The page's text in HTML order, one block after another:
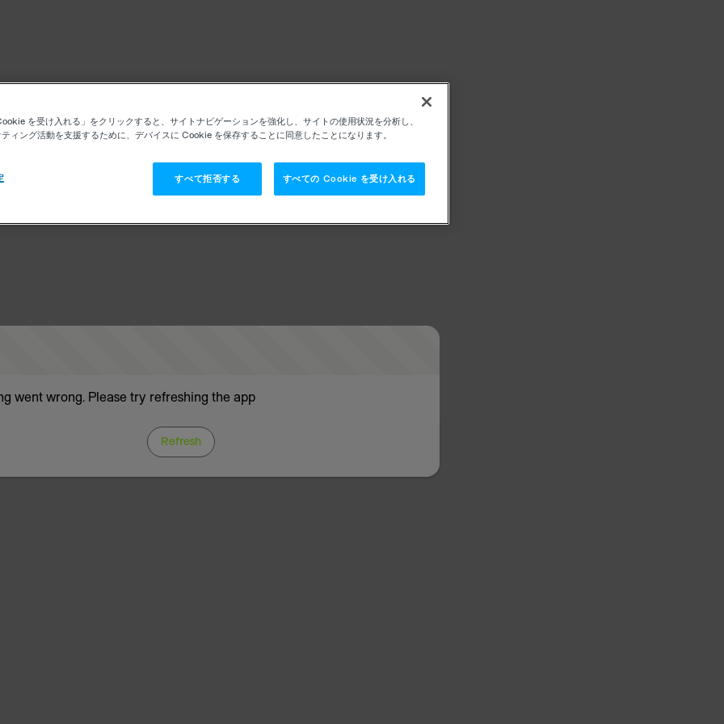
went wrong. Please try refreshing the app
Refresh
を受け入れる」をクリックすると、サイトナビゲーションを強化し、サイトの使用状況を分析し、
ィング活動を支援するために、デバイスに Cookie を保存することに同意したことになります。
すべて拒否する すべての Cookie を受け入れる